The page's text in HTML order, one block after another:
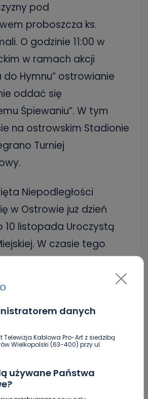
danych
Kablowa Pro-Art z siedzibą
Wielkopolski (63-400) przy ul.
używane Państwa
pod
proboszcza ks.
O godzinie 11:00 w
w ramach akcji
do Hymnu” ostrowianie
oddać się
Śpiewaniu”. W tym
na ostrowskim Stadionie
Turniej
Niepodległości
w Ostrowie już dzień
10 listopada Uroczystą
W czasie tego
dla miasta obywateli oraz
Obywateli
Wielkopolskiego.